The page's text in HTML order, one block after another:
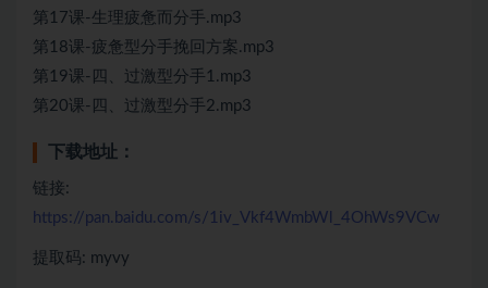
第17课-生理疲惫而分手.mp3
第18课-疲惫型分手挽回方案.mp3
第19课-四、过激型分手1.mp3
第20课-四、过激型分手2.mp3
下载地址：
链接:
https://pan.baidu.com/s/1iv_Vkf4WmbWl_4OhWs9VCw
提取码: myvy